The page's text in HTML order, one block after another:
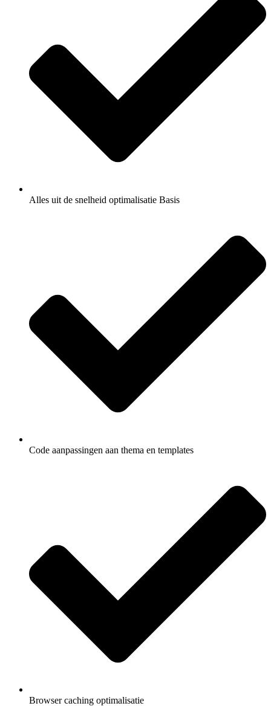
Alles uit de snelheid optimalisatie Basis
Code aanpassingen aan thema en templates
Browser caching optimalisatie